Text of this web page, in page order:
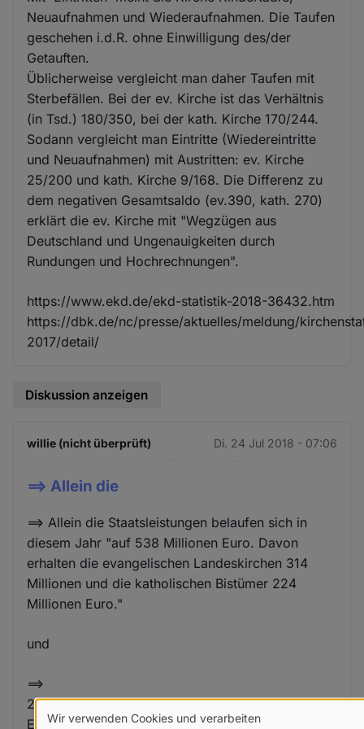
Neuaufnahmen und Wiederaufnahmen. Die Taufen
geschehen i.d.R. ohne Einwilligung des/der
Getauften.
Üblicherweise vergleicht man daher Taufen mit
Sterbefällen. Bei der ev. Kirche ist das Verhältnis
(in Tsd.) 180/350, bei der kath. Kirche 170/244.
Sodann vergleicht man Eintritte (Wiedereintritte
und Neuaufnahmen) mit Austritten: ev. Kirche
25/200 und kath. Kirche 9/168. Die Differenz zu
dem negativen Gesamtsaldo (ev.390, kath. 270)
erklärt die ev. Kirche mit "Wegzügen aus
Deutschland und Ungenauigkeiten durch
Rundungen und Hochrechnungen".
https://www.ekd.de/ekd-statistik-2018-36432.htm
https://dbk.de/nc/presse/aktuelles/meldung/
2017/detail/
Diskussion anzeigen
willie (nicht überprüft) Di. 24 Jul 2018 - 07:06
==> Allein die
==> Allein die Staatsleistungen belaufen sich in
diesem Jahr "auf 538 Millionen Euro. Davon
erhalten die evangelischen Landeskirchen 314
Millionen und die katholischen Bistümer 224
Millionen Euro."
und
==>
23,3 Mio. Katolische aber nur 21.5 Mio.
Evangelsche
Wir verwenden Cookies und verarbeiten